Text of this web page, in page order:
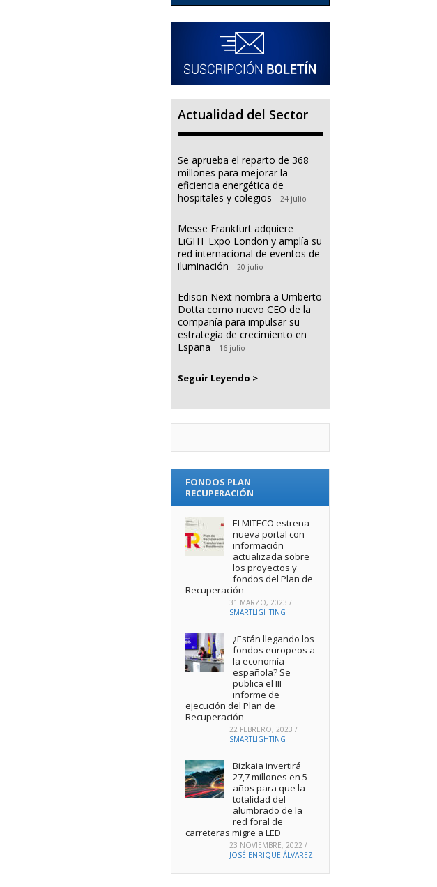
Actualidad del Sector
Se aprueba el reparto de 368
millones para mejorar la
eficiencia energética de
hospitales y colegios
24 julio
Messe Frankfurt adquiere
LiGHT Expo London y amplía su
red internacional de eventos de
iluminación
20 julio
Edison Next nombra a Umberto
Dotta como nuevo CEO de la
compañía para impulsar su
estrategia de crecimiento en
España
16 julio
Seguir Leyendo >
FONDOS PLAN
RECUPERACIÓN
El MITECO estrena
nueva portal con
información
actualizada sobre
los proyectos y
fondos del Plan de
Recuperación
31 MARZO, 2023 /
SMARTLIGHTING
¿Están llegando los
fondos europeos a
la economía
española? Se
publica el III
informe de
ejecución del Plan de
Recuperación
22 FEBRERO, 2023 /
SMARTLIGHTING
Bizkaia invertirá
27,7 millones en 5
años para que la
totalidad del
alumbrado de la
red foral de
carreteras migre a LED
23 NOVIEMBRE, 2022 /
JOSÉ ENRIQUE ÁLVAREZ